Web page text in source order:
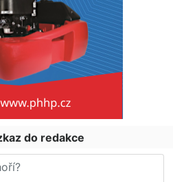
do redakce